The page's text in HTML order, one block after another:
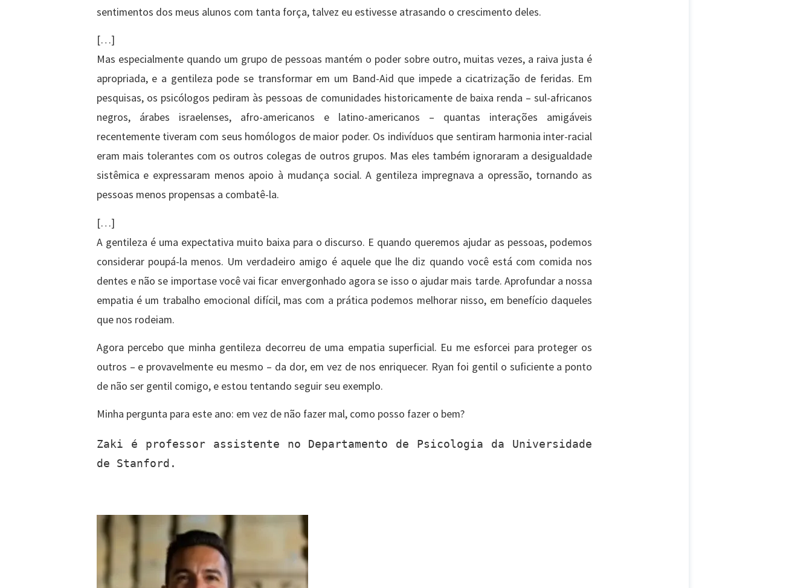
sentimentos dos meus alunos com tanta força, talvez eu estivesse atrasando o crescimento deles.
[…]
Mas especialmente quando um grupo de pessoas mantém o poder sobre outro, muitas vezes, a raiva justa é
apropriada, e a gentileza pode se transformar em um Band-Aid que impede a cicatrização de feridas. Em
pesquisas, os psicólogos pediram às pessoas de comunidades historicamente de baixa renda – sul-africanos
negros, árabes israelenses, afro-americanos e latino-americanos – quantas interações amigáveis
recentemente tiveram com seus homólogos de maior poder. Os indivíduos que sentiram harmonia inter-racial
eram mais tolerantes com os outros colegas de outros grupos. Mas eles também ignoraram a desigualdade
sistêmica e expressaram menos apoio à mudança social. A gentileza impregnava a opressão, tornando as
pessoas menos propensas a combatê-la.
[…]
A gentileza é uma expectativa muito baixa para o discurso. E quando queremos ajudar as pessoas, podemos
considerar poupá-la menos. Um verdadeiro amigo é aquele que lhe diz quando você está com comida nos
dentes e não se importase você vai ficar envergonhado agora se isso o ajudar mais tarde. Aprofundar a nossa
empatia é um trabalho emocional difícil, mas com a prática podemos melhorar nisso, em benefício daqueles
que nos rodeiam.
Agora percebo que minha gentileza decorreu de uma empatia superficial. Eu me esforcei para proteger os
outros – e provavelmente eu mesmo – da dor, em vez de nos enriquecer. Ryan foi gentil o suficiente a ponto
de não ser gentil comigo, e estou tentando seguir seu exemplo.
Minha pergunta para este ano: em vez de não fazer mal, como posso fazer o bem?
Zaki é professor assistente no Departamento de Psicologia da Universidade
de Stanford.